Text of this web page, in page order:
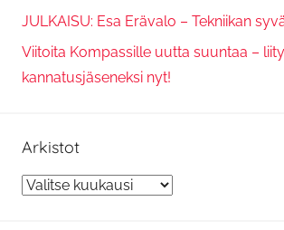
JULKAISU: Esa Erävalo – Tekniikan
Viitoita Kompassille uutta suuntaa – liity
kannatusjäseneksi nyt!
Arkistot
Arkistot